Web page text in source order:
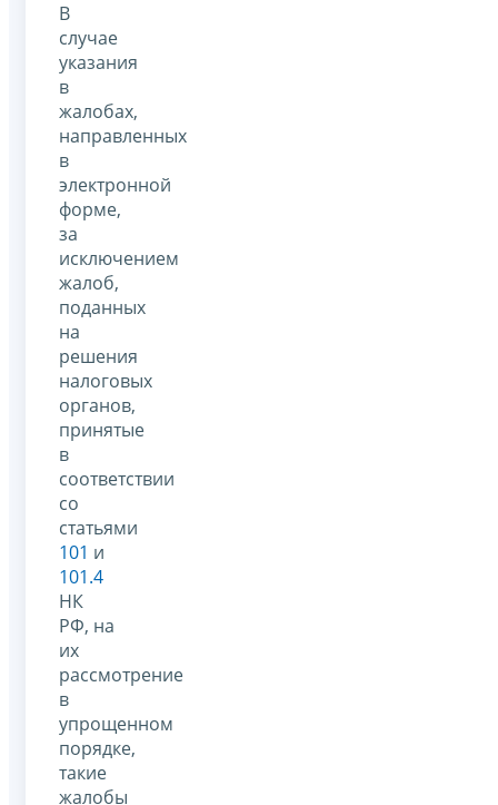
В
случае
указания
в
жалобах,
направленных
в
электронной
форме,
за
исключением
жалоб,
поданных
на
решения
налоговых
органов,
принятые
в
соответствии
со
статьями
101 и
101.4
НК
РФ, на
их
рассмотрение
в
упрощенном
порядке,
такие
жалобы